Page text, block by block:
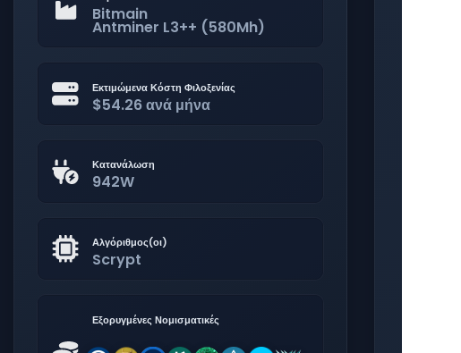
Bitmain
Antminer L3++ (580Mh)
Εκτιμώμενα Κόστη Φιλοξενίας
$54.26 ανά μήνα
Κατανάλωση
942W
Αλγόριθμος(οι)
Scrypt
Εξορυγμένες Νομισματικές